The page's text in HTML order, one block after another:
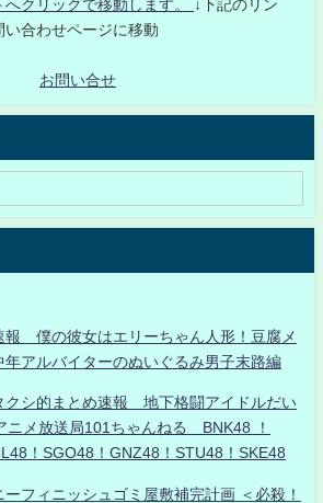
クリックで移動します。
↓下記のリン
合わせページに移動
お問い合せ
報 僕の彼女はエリーちゃん人形！豆腐メ
年アルバイターのぬいぐるみ男子末路編
シ的まとめ速報 地下格闘アイドルだい
メ放送局101ちゃんねる BNK48 ！
！SGO48！GNZ48！STU48！SKE48
フィニッシュゴミ屋敷補完計画 ＜必殺！